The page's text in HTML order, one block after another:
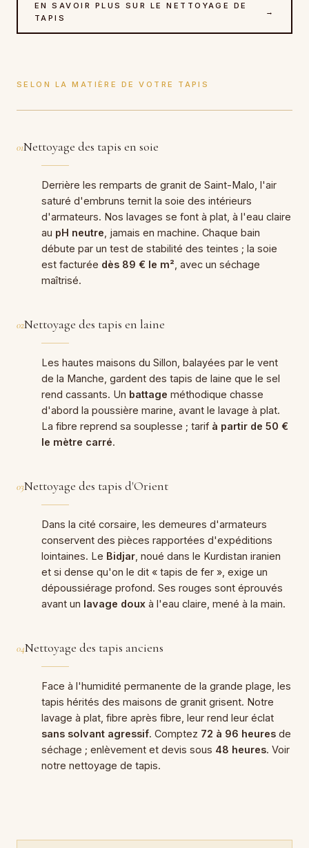
EN SAVOIR PLUS SUR LE NETTOYAGE DE
TAPIS
→
SELON LA MATIÈRE DE VOTRE TAPIS
01Nettoyage des tapis en soie
Derrière les remparts de granit de Saint-Malo, l'air
saturé d'embruns ternit la soie des intérieurs
d'armateurs. Nos lavages se font à plat, à l'eau claire
au pH neutre , jamais en machine. Chaque bain
débute par un test de stabilité des teintes ; la soie
est facturée dès 89 € le m² , avec un séchage
maîtrisé.
02Nettoyage des tapis en laine
Les hautes maisons du Sillon, balayées par le vent
de la Manche, gardent des tapis de laine que le sel
rend cassants. Un battage méthodique chasse
d'abord la poussière marine, avant le lavage à plat.
La fibre reprend sa souplesse ; tarif à partir de 50 €
le mètre carré.
03Nettoyage des tapis d'Orient
Dans la cité corsaire, les demeures d'armateurs
conservent des pièces rapportées d'expéditions
lointaines. Le Bidjar , noué dans le Kurdistan iranien
et si dense qu'on le dit « tapis de fer », exige un
dépoussiérage profond. Ses rouges sont éprouvés
avant un lavage doux à l'eau claire, mené à la main.
04Nettoyage des tapis anciens
Face à l'humidité permanente de la grande plage, les
tapis hérités des maisons de granit grisent. Notre
lavage à plat, fibre après fibre, leur rend leur éclat
sans solvant agressif. Comptez 72 à 96 heures de
séchage ; enlèvement et devis sous 48 heures. Voir
notre nettoyage de tapis.